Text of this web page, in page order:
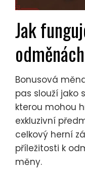
Jak
Bonusová
pas slouží jako
kterou mohou
exkluzivní
celkový herní
příležitosti k
měny.